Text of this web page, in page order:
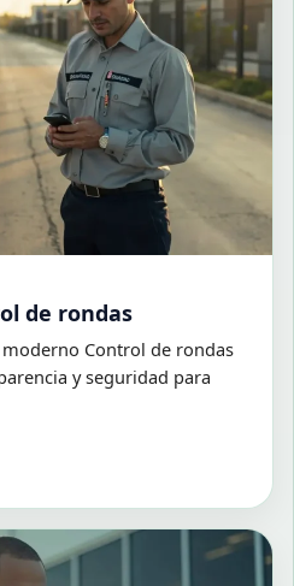
de rondas
Control de rondas
y seguridad para